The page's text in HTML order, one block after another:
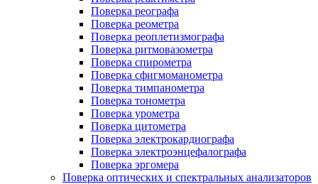
Поверка реографа
Поверка реометра
Поверка реоплетизмографа
Поверка ритмовазометра
Поверка спирометра
Поверка сфигмоманометра
Поверка тимпанометра
Поверка тонометра
Поверка урометра
Поверка цитометра
Поверка электрокардиографа
Поверка электроэнцефалографа
Поверка эргомера
Поверка оптических и спектральных анализаторов